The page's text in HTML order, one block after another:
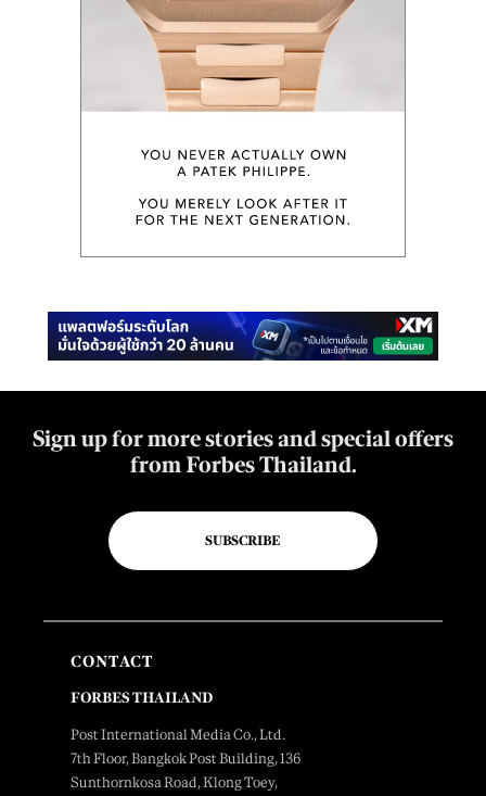
Sign up for more stories and special offers
from Forbes Thailand.
SUBSCRIBE
CONTACT
FORBES THAILAND
Post International Media Co., Ltd.
7th Floor, Bangkok Post Building, 136
Sunthornkosa Road, Klong Toey,